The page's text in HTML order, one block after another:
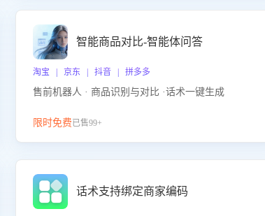
智能商品对比-智能体问答
淘宝 | 京东 | 抖音 | 拼多多
售前机器人 · 商品识别与对比 ·话术一键生成
限时免费已售99+
话术支持绑定商家编码